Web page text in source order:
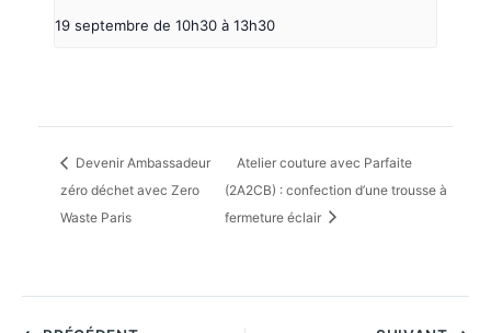
19 septembre de 10h30 à 13h30
Devenir Ambassadeur
zéro déchet avec Zero
Waste Paris
Atelier couture avec Parfaite
(2A2CB) : confection d’une trousse à
fermeture éclair